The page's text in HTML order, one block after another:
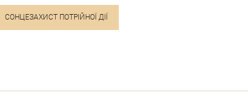
СОНЦЕЗАХИСТ ПОТРІЙНОЇ ДІЇ